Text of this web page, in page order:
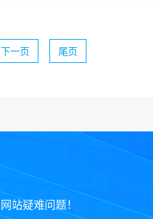
下一页 尾页
站疑难问题！